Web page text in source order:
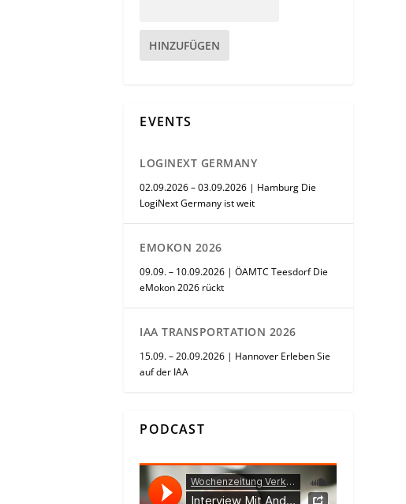
HINZUFÜGEN
EVENTS
LOGINEXT GERMANY
02.09.2026 – 03.09.2026 | Hamburg Die
LogiNext Germany ist weit
EMOKON 2026
09.09. – 10.09.2026 | ÖAMTC Teesdorf Die
eMokon 2026 rückt
IAA TRANSPORTATION 2026
15.09. – 20.09.2026 | Hannover Erleben Sie
auf der IAA
PODCAST